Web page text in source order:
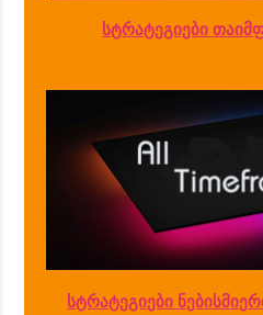
სტრატეგიები
სტრატეგიები